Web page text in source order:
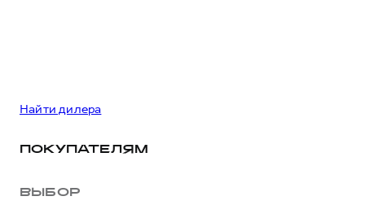
Найти дилера
ПОКУПАТЕЛЯМ
ВЫБОР